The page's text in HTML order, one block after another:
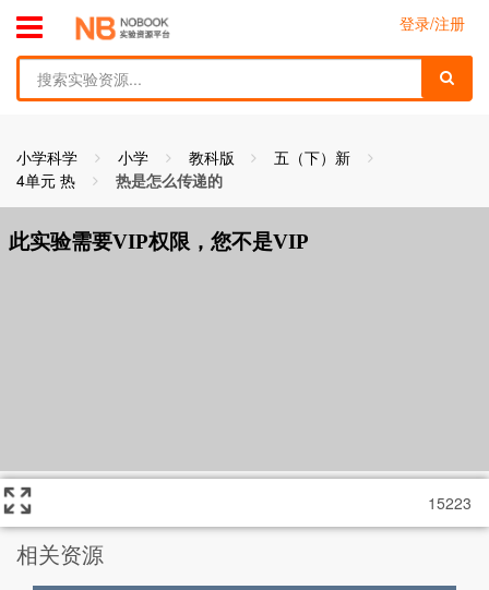
toggle menu
find
登录/注册
小学科学 小学 教科版
五（下）新
4单元 热
热是怎么传递的
15223
相关资源